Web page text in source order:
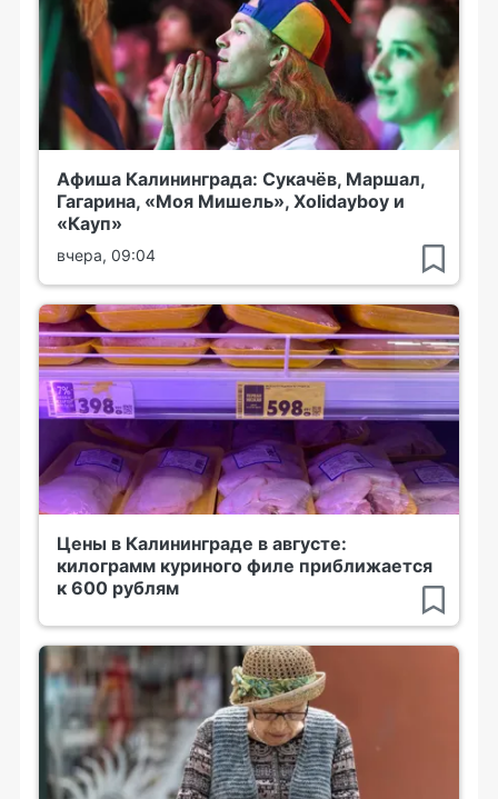
Афиша Калининграда: Сукачёв, Маршал,
Гагарина, «Моя Мишель», Xolidayboy и
«Кауп»
вчера, 09:04
Цены в Калининграде в августе:
килограмм куриного филе приближается
к 600 рублям